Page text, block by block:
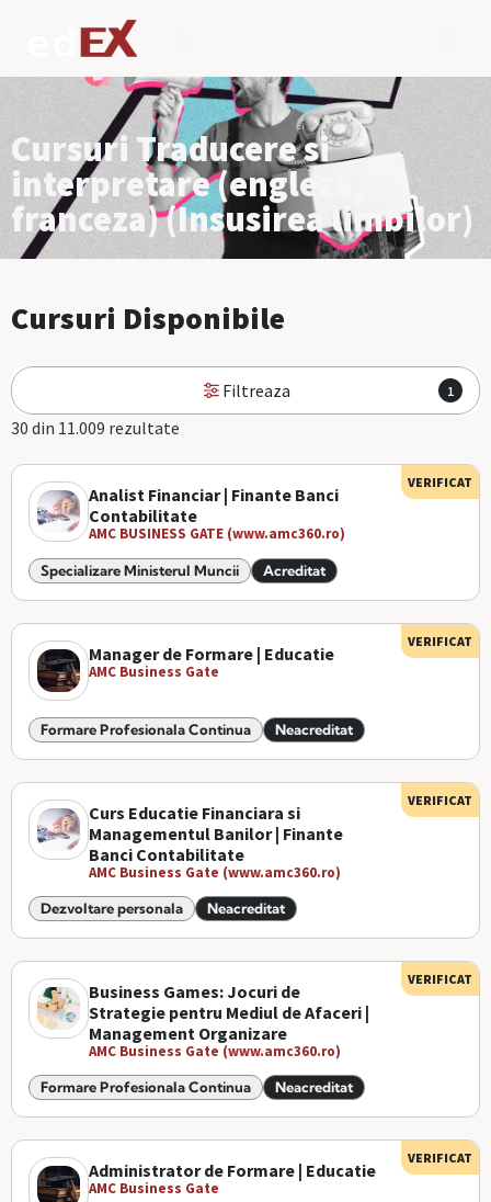
Cursuri Traducere si
interpretare (engleza,
franceza) (Insusirea limbilor)
Cursuri Disponibile
Filtreaza 1
30 din 11.009 rezultate
Analist Financiar | Finante Banci
Contabilitate
AMC BUSINESS GATE (www.amc360.ro)
Specializare Ministerul Muncii Acreditat
VERIFICAT
Manager de Formare | Educatie
AMC Business Gate
Formare Profesionala Continua Neacreditat
VERIFICAT
Curs Educatie Financiara si
Managementul Banilor | Finante
Banci Contabilitate
AMC Business Gate (www.amc360.ro)
Dezvoltare personala Neacreditat
VERIFICAT
Business Games: Jocuri de
Strategie pentru Mediul de Afaceri |
Management Organizare
AMC Business Gate (www.amc360.ro)
Formare Profesionala Continua Neacreditat
VERIFICAT
Administrator de Formare | Educatie
AMC Business Gate
VERIFICAT